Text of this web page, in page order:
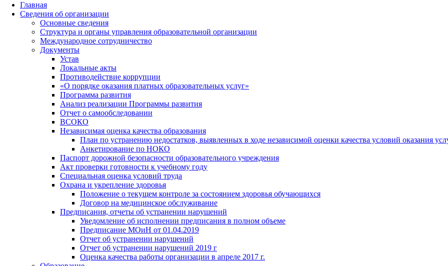
Главная
Сведения об организации
Основные сведения
Структура и органы управления образовательной организации
Международное сотрудничество
Документы
Устав
Локальные акты
Противодействие коррупции
«О порядке оказания платных образовательных услуг»
Программа развития
Анализ реализации Программы развития
Отчет о самообследовании
ВСОКО
Независимая оценка качества образования
План по устранению недостатков, выявленных в ходе независимой оценки качества условий оказания
Анкетирование по НОКО
Паспорт дорожной безопасности образовательного учреждения
Акт проверки готовности к учебному году
Специальная оценка условий труда
Охрана и укрепление здоровья
Положение о текущем контроле за состоянием здоровья обучающихся
Договор на медицинское обслуживание
Предписания, отчеты об устранении нарушений
Уведомление об исполнении предписания в полном объеме
Предписание МОиН от 01.04.2019
Отчет об устранении нарушений
Отчет об устранении нарушений 2019 г
Оценка качества работы организации в апреле 2017 г.